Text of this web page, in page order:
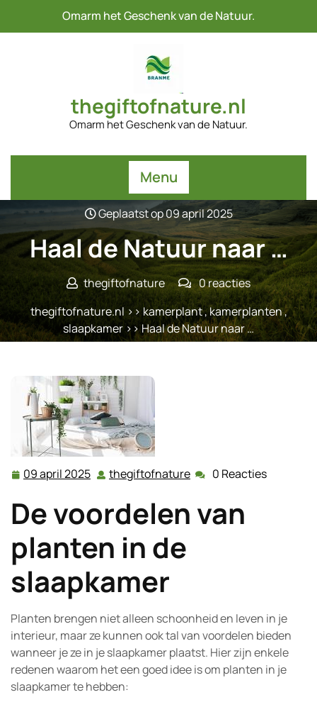
Omarm het Geschenk van de Natuur.
thegiftofnature.nl
Omarm het Geschenk van de Natuur.
Menu
Geplaatst op 09 april 2025
Haal de Natuur naar …
thegiftofnature
0 reacties
thegiftofnature.nl>> kamerplant,kamerplanten,
slaapkamer>> Haal de Natuur naar …
09 april 2025 09
2025
thegiftofnature thegiftofnature
0 Reacties
De voordelen van
planten in de
slaapkamer
Planten brengen niet alleen schoonheid en leven in je
interieur, maar ze kunnen ook tal van voordelen bieden
wanneer je ze in je slaapkamer plaatst. Hier zijn enkele
redenen waarom het een goed idee is om planten in je
slaapkamer te hebben: